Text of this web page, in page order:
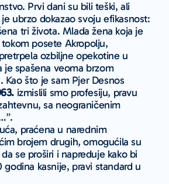
Prvi dani su bili teški, ali
ubrzo dokazao svoju efikasnost:
tri života. Mlada žena koja je
tokom posete Akropolju,
ozbiljne opekotine u
je spašena veoma brzom
Kao što je sam Pjer Desnos
izmislili smo profesiju, pravu
sa neograničenim
praćena u narednim
brojem drugih, omogućila su
se proširi i napreduje kako bi
godina kasnije, pravi standard u